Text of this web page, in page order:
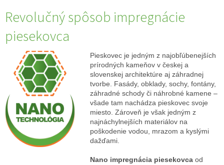
Revolučný spôsob impregnácie
piesekovca
Pieskovec je jedným z najobľúbenejších
prírodných kameňov v českej a
slovenskej architektúre aj záhradnej
tvorbe. Fasády, obklady, sochy, fontány,
záhradné schody či náhrobné kamene –
všade tam nachádza pieskovec svoje
miesto. Zároveň je však jedným z
najnáchylnejších materiálov na
poškodenie vodou, mrazom a kyslými
dažďami.
Nano impregnácia piesekovca od